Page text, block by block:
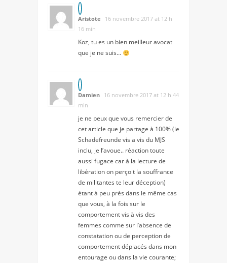
Aristote
16 novembre 2017 at 12 h
16 min
Koz, tu es un bien meilleur avocat
que je ne suis…
Damien 16 novembre 2017 at 12 h 44
min
je ne peux que vous remercier de
cet article que je partage à 100% (le
Schadefreunde vis a vis du MJS
inclu, je l’avoue.. réaction toute
aussi fugace car à la lecture de
libération on perçoit la souffrance
de militantes te leur déception)
étant à peu près dans le même cas
que vous, à la fois sur le
comportement vis à vis des
femmes comme sur l’absence de
constatation ou de perception de
comportement déplacés dans mon
entourage ou dans la vie courante;